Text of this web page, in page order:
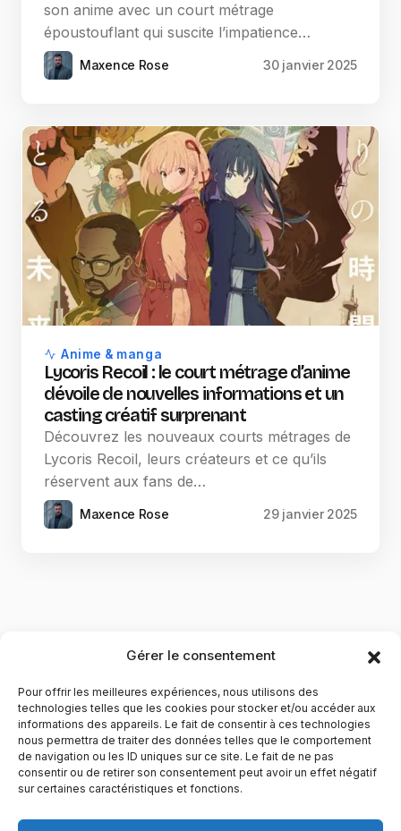
Gérer le consentement
Pour offrir les meilleures expériences, nous utilisons des
technologies telles que les cookies pour stocker et/ou accéder aux
informations des appareils. Le fait de consentir à ces technologies
nous permettra de traiter des données telles que le comportement
de navigation ou les ID uniques sur ce site. Le fait de ne pas
consentir ou de retirer son consentement peut avoir un effet négatif
sur certaines caractéristiques et fonctions.
son anime avec un court métrage
époustouflant qui suscite l’impatience…
Maxence Rose 30 janvier 2025
Anime & manga
Lycoris Recoil : le court métrage d’anime
dévoile de nouvelles informations et un
casting créatif surprenant
Découvrez les nouveaux courts métrages de
Lycoris Recoil, leurs créateurs et ce qu’ils
réservent aux fans de…
Maxence Rose 29 janvier 2025
YubiGeek est un média français dédié aux nouvelles
technologies, à la culture geek et au numérique. Fondé par